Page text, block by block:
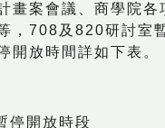
畫案會議、商學院各
，708及820研討室
開放時間詳如下表。
停開放時段